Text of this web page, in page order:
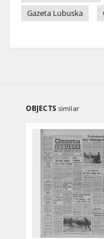
Gazeta Lubuska
OBJECTS similar